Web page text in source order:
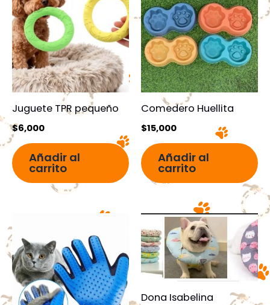
Juguete TPR pequeño
$6,000
Añadir al
carrito
Comedero Huellita
$15,000
Añadir al
carrito
Dona Isabelina